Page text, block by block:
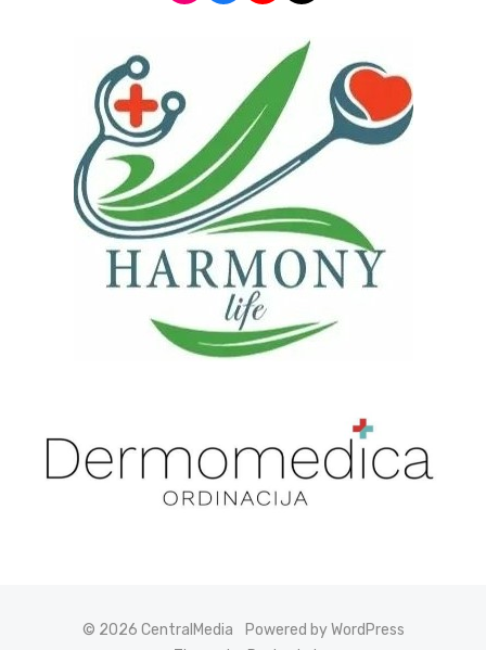
© 2026 CentralMedia
Powered by WordPress